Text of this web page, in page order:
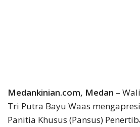
Medankinian.com, Medan –
Tri Putra Bayu Waas
Panitia Khusus (Pansus)